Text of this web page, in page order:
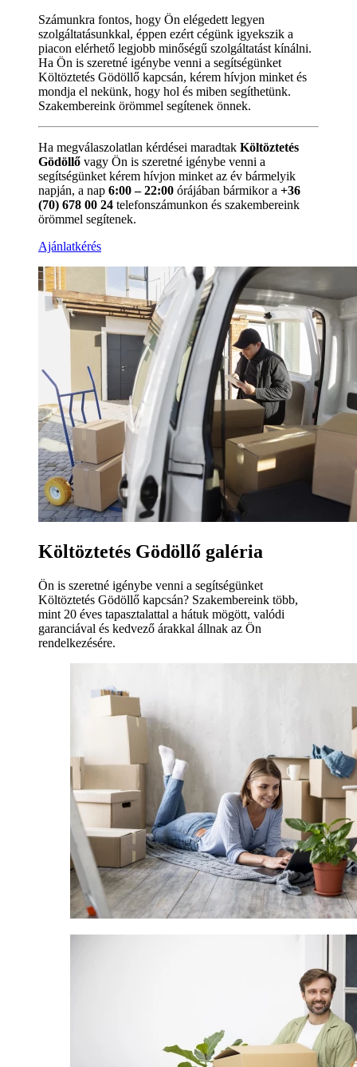
Számunkra fontos, hogy Ön elégedett legyen
szolgáltatásunkkal, éppen ezért cégünk igyekszik a
piacon elérhető legjobb minőségű szolgáltatást kínálni.
Ha Ön is szeretné igénybe venni a segítségünket
Költöztetés Gödöllő kapcsán, kérem hívjon minket és
mondja el nekünk, hogy hol és miben segíthetünk.
Szakembereink örömmel segítenek önnek.
Ha megválaszolatlan kérdései maradtak Költöztetés
Gödöllő vagy Ön is szeretné igénybe venni a
segítségünket kérem hívjon minket az év bármelyik
napján, a nap 6:00 – 22:00 órájában bármikor a +36
(70) 678 00 24 telefonszámunkon és szakembereink
örömmel segítenek.
Ajánlatkérés
Költöztetés Gödöllő galéria
Ön is szeretné igénybe venni a segítségünket
Költöztetés Gödöllő kapcsán? Szakembereink több,
mint 20 éves tapasztalattal a hátuk mögött, valódi
garanciával és kedvező árakkal állnak az Ön
rendelkezésére.